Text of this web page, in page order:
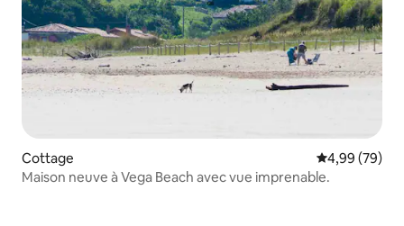
Cottage Évaluation
4,99 (79)
Maison neuve à Vega Beach avec vue imprenable.